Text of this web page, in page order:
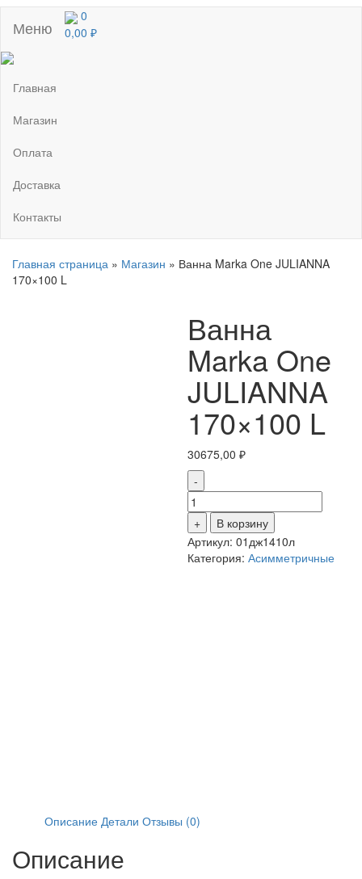
Меню
0
0,00 ₽
Главная
Магазин
Оплата
Доставка
Контакты
Главная страница » Магазин » Ванна Marka One JULIANNA
170×100 L
Ванна
Marka One
JULIANNA
170×100 L
30675,00₽
-
Количество
товара
Ванна
Marka
One
+
В корзину
Артикул:01дж1410л
Категория:Асимметричные
Описание Детали Отзывы (0)
Описание